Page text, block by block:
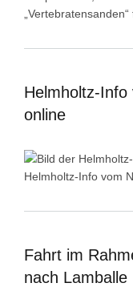
„Vertebratensanden“
Helmholtz-
online
Helmholtz-Info vom
Fahrt im
nach Lamballe